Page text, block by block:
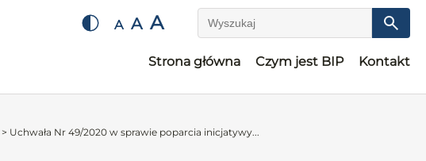
A A A Wyszukaj
Strona główna Czym jest BIP Kontakt
> Uchwała Nr 49/2020 w sprawie poparcia inicjatywy...